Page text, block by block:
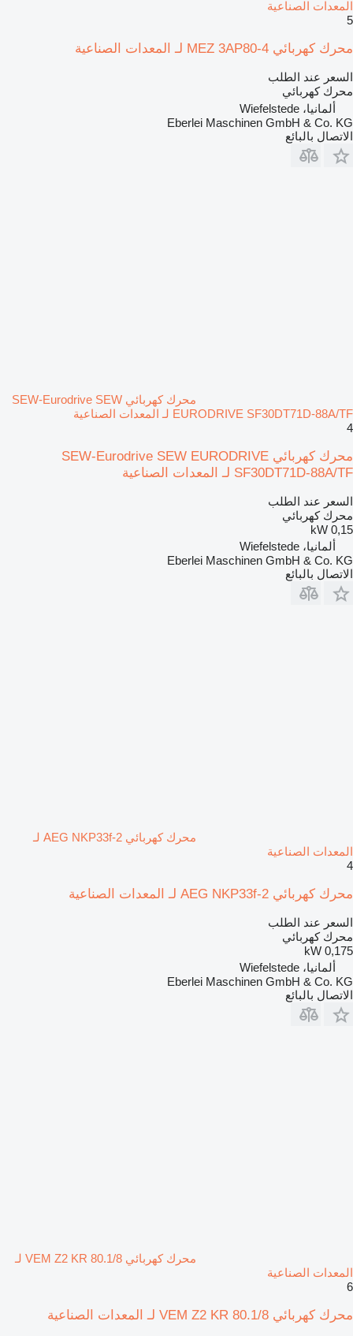
المعدات الصناعية
5
محرك كهربائي MEZ 3AP80-4 لـ المعدات الصناعية
السعر عند الطلب
محرك كهربائي
ألمانيا، Wiefelstede
Eberlei Maschinen GmbH & Co. KG
الاتصال بالبائع
محرك كهربائي SEW-Eurodrive SEW
EURODRIVE SF30DT71D-88A/TF لـ المعدات الصناعية
4
محرك كهربائي SEW-Eurodrive SEW EURODRIVE
SF30DT71D-88A/TF لـ المعدات الصناعية
السعر عند الطلب
محرك كهربائي
0,15 kW
ألمانيا، Wiefelstede
Eberlei Maschinen GmbH & Co. KG
الاتصال بالبائع
محرك كهربائي AEG NKP33f-2 لـ
المعدات الصناعية
4
محرك كهربائي AEG NKP33f-2 لـ المعدات الصناعية
السعر عند الطلب
محرك كهربائي
0,175 kW
ألمانيا، Wiefelstede
Eberlei Maschinen GmbH & Co. KG
الاتصال بالبائع
محرك كهربائي VEM Z2 KR 80.1/8 لـ
المعدات الصناعية
6
محرك كهربائي VEM Z2 KR 80.1/8 لـ المعدات الصناعية